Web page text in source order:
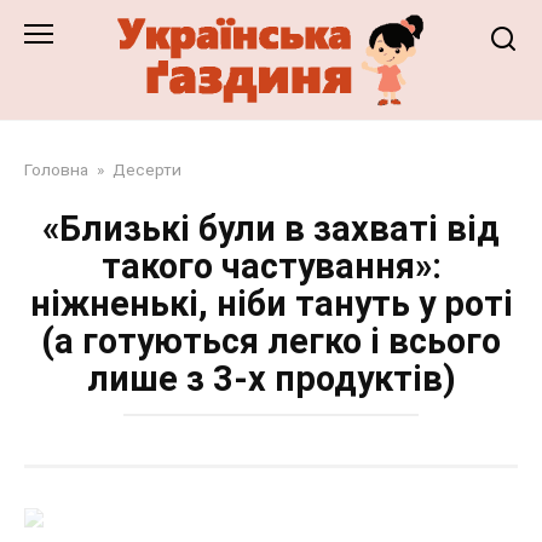
Головна » Десерти
«Близькі були в захваті від
такого частування»:
ніжненькі, ніби тануть у роті
(а готуються легко і всього
лише з 3-х продуктів)